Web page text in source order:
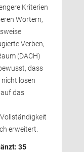
Kriterien
Wörtern,
Verben,
(DACH)
dass
lösen
das
erweitert.
35